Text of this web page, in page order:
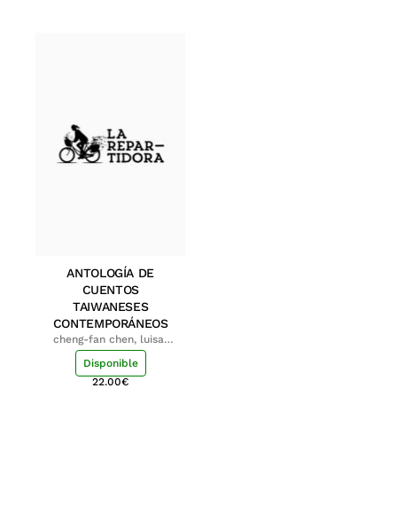
ANTOLOGÍA DE
CUENTOS
TAIWANESES
CONTEMPORÁNEOS
cheng-fan chen, luisa;
shu-ying chang, luisa
Disponible
22.00€